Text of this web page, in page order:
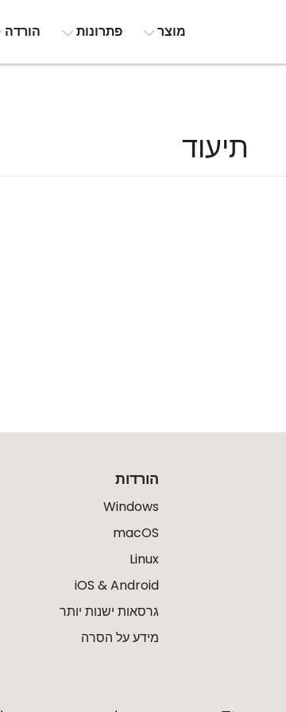
מוצר פתרונות הורדה
תיעוד
הורדות
Windows
macOS
Linux
iOS & Android
גרסאות ישנות יותר
מידע על הסרה